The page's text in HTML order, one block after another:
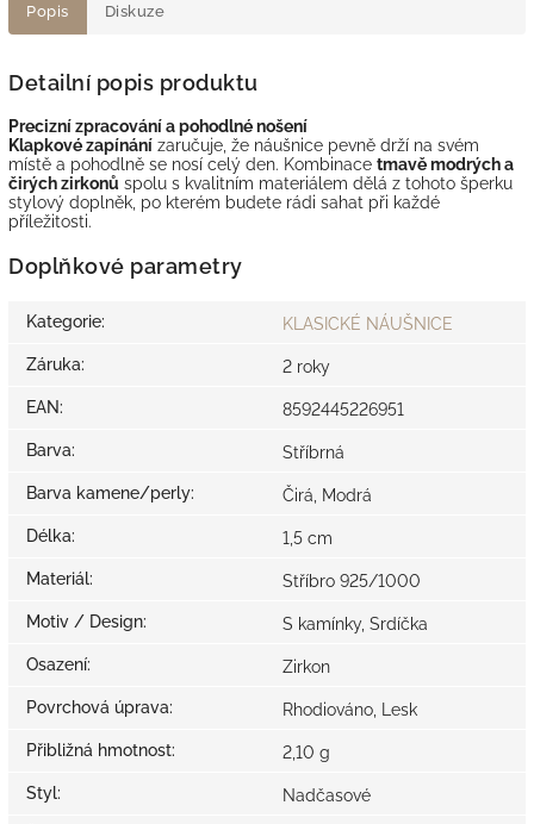
Popis Diskuze
Detailní popis produktu
Precizní zpracování a pohodlné nošení
Klapkové zapínání zaručuje, že náušnice pevně drží na svém
místě a pohodlně se nosí celý den. Kombinace tmavě modrých a
čirých zirkonů spolu s kvalitním materiálem dělá z tohoto šperku
stylový doplněk, po kterém budete rádi sahat při každé
příležitosti.
Doplňkové parametry
Kategorie: KLASICKÉ NÁUŠNICE
Záruka: 2 roky
EAN: 8592445226951
Barva: Stříbrná
Barva kamene/perly: Čirá, Modrá
Délka: 1,5 cm
Materiál: Stříbro 925/1000
Motiv / Design: S kamínky, Srdíčka
Osazení: Zirkon
Povrchová úprava: Rhodiováno, Lesk
Přibližná hmotnost: 2,10 g
Styl: Nadčasové